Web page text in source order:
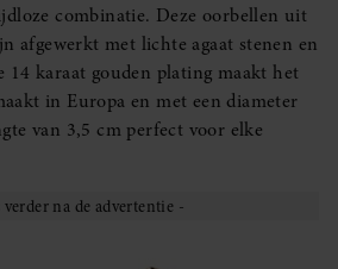
combinatie. Deze oorbellen uit
afgewerkt met lichte agaat stenen en
14 karaat gouden plating maakt het
in Europa en met een diameter
van 3,5 cm perfect voor elke